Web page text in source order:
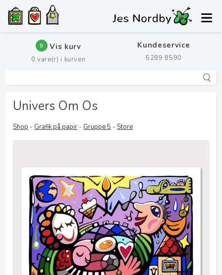
0 Vis kurv
0 vare(r) i kurven
Kundeservice
5289 8590
Univers Om Os
Shop - Grafik på papir - Gruppe 5 - Store